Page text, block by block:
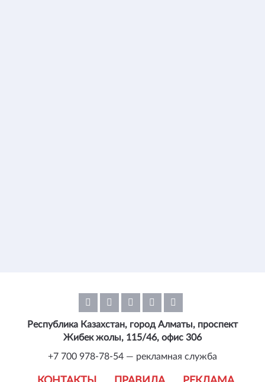
Республика Казахстан, город Алматы, проспект
Жибек жолы, 115/46, офис 306
+7 700 978-78-54 — рекламная служба